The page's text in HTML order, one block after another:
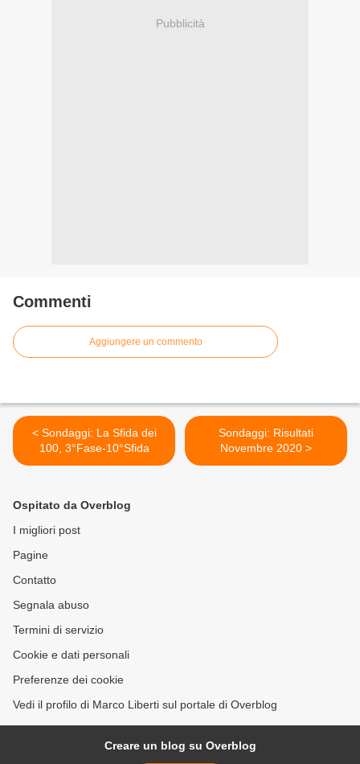
Pubblicità
Commenti
Aggiungere un commento
< Sondaggi: La Sfida dei
100, 3°Fase-10°Sfida
Sondaggi: Risultati
Novembre 2020 >
Ospitato da Overblog
I migliori post
Pagine
Contatto
Segnala abuso
Termini di servizio
Cookie e dati personali
Preferenze dei cookie
Vedi il profilo di Marco Liberti sul portale di Overblog
Creare un blog su Overblog